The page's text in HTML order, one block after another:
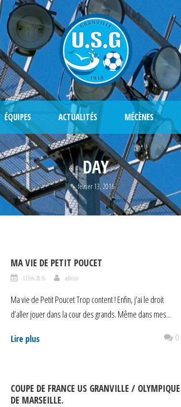
ÉQUIPES ACTUALITÉS MÉCÈNES
DAY
février 13, 2016
MA VIE DE PETIT POUCET
13 Fév 2016 admin
Ma vie de Petit Poucet Trop content ! Enfin, j’ai le droit
d’aller jouer dans la cour des grands. Même dans mes...
Lire plus 0
COUPE DE FRANCE US GRANVILLE / OLYMPIQUE
DE MARSEILLE.